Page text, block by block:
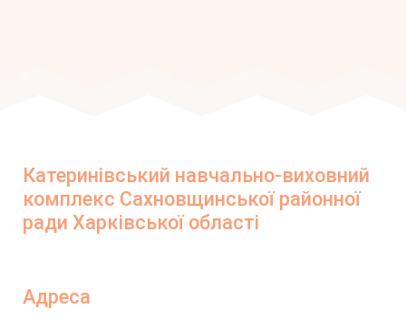
Катеринівський навчально-виховний
комплекс Сахновщинської районної
ради Харківської області
Адреса